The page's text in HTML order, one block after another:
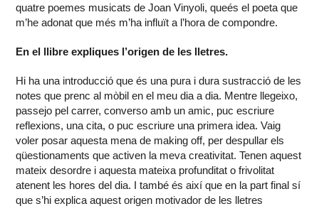
quatre poemes musicats de Joan Vinyoli, queés el poeta que
m’he adonat que més m’ha influït a l’hora de compondre.
En el llibre expliques l’origen de les lletres.
Hi ha una introducció que és una pura i dura sustracció de les
notes que prenc al mòbil en el meu dia a dia. Mentre llegeixo,
passejo pel carrer, converso amb un amic, puc escriure
reflexions, una cita, o puc escriure una primera idea. Vaig
voler posar aquesta mena de making off, per despullar els
qüestionaments que activen la meva creativitat. Tenen aquest
mateix desordre i aquesta mateixa profunditat o frivolitat
atenent les hores del dia. I també és així que en la part final sí
que s’hi explica aquest origen motivador de les lletres